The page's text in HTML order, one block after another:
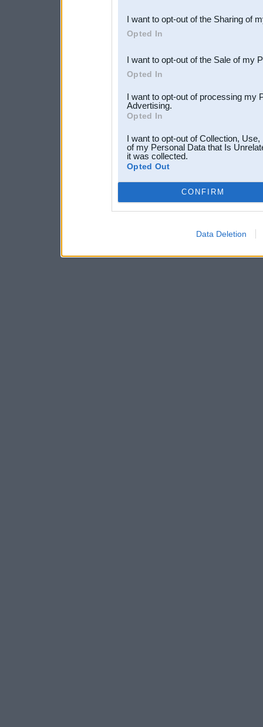
Downstream Participants
third parties.
I want to opt-out of the Sharing of
Opted In
I want to opt-out of the Sale of my
Opted In
I want to opt-out of processing my
Advertising.
Opted In
I want to opt-out of Collection,
of my Personal Data that Is
it was collected.
Opted Out
CONFIRM
Data Deletion